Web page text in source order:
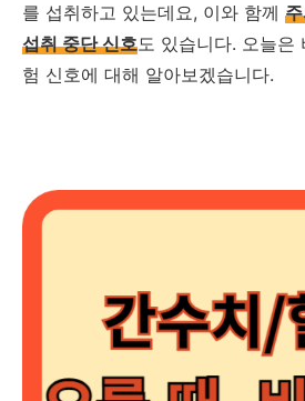
를 섭취하고 있는데요, 이와 함께
섭취 중단 신호도 있습니다. 오늘은
험 신호에 대해 알아보겠습니다.